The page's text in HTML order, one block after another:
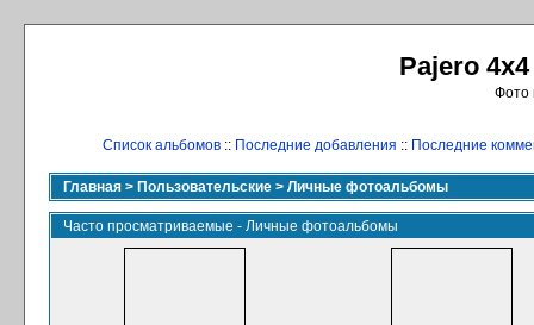
Pajero
Фото
Список альбомов :: Последние добавления :: Последние
Главная > Пользовательские > Личные фотоальбомы
Часто просматриваемые - Личные фотоальбомы